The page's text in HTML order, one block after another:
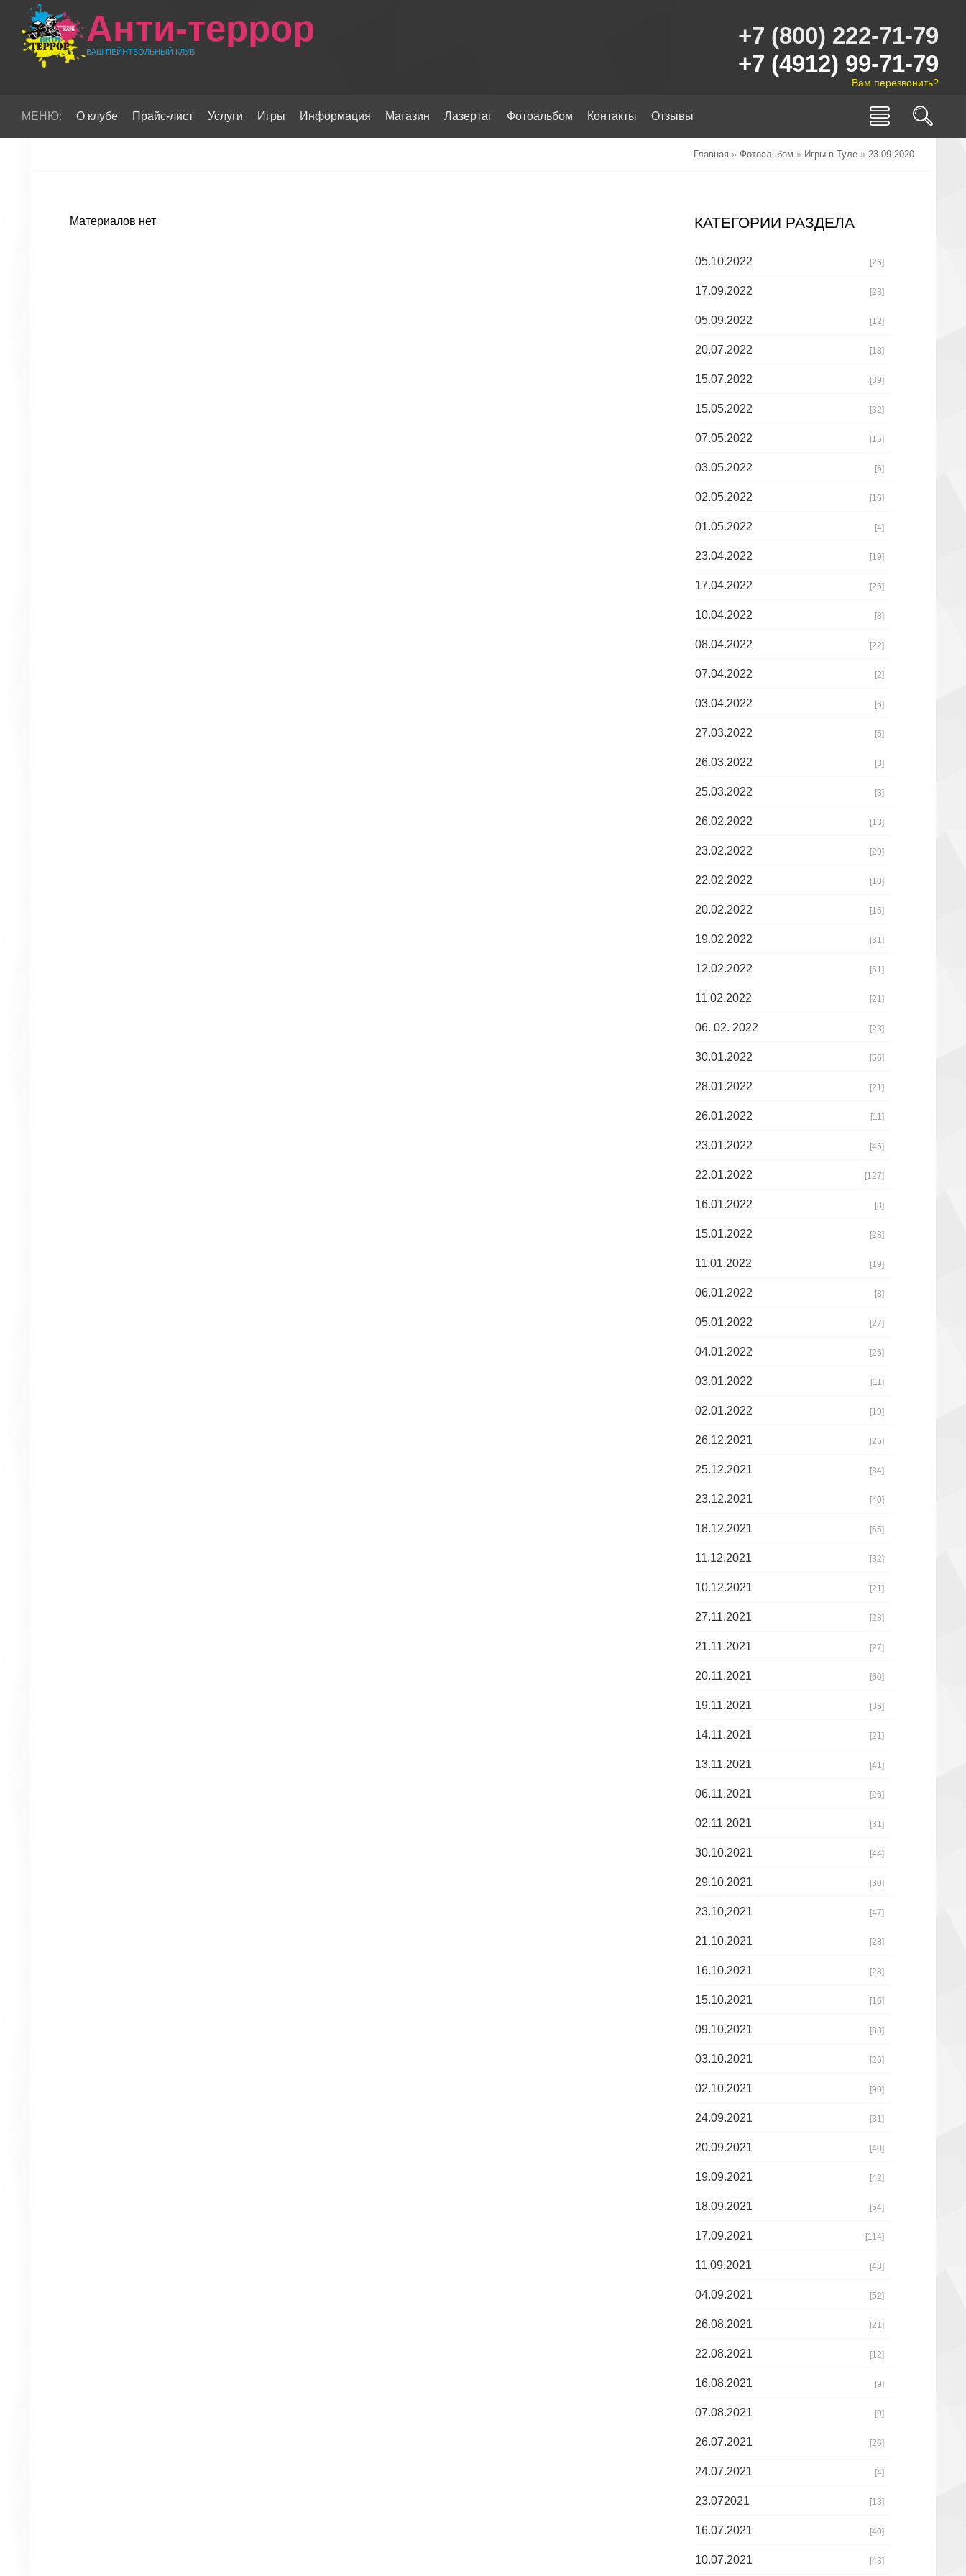
Анти-террор
ВАШ ПЕЙНТБОЛЬНЫЙ КЛУБ
+7 (800) 222-71-79
+7 (4912) 99-71-79
Вам перезвонить?
МЕНЮ: О клубе Прайс-лист Услуги Игры Информация Магазин Лазертаг Фотоальбом Контакты Отзывы
Главная » Фотоальбом » Игры в Туле » 23.09.2020
Материалов нет КАТЕГОРИИ РАЗДЕЛА
05.10.2022 [26]
17.09.2022 [23]
05.09.2022 [12]
20.07.2022 [18]
15.07.2022 [39]
15.05.2022 [32]
07.05.2022 [15]
03.05.2022 [6]
02.05.2022 [16]
01.05.2022 [4]
23.04.2022 [19]
17.04.2022 [26]
10.04.2022 [8]
08.04.2022 [22]
07.04.2022 [2]
03.04.2022 [6]
27.03.2022 [5]
26.03.2022 [3]
25.03.2022 [3]
26.02.2022 [13]
23.02.2022 [29]
22.02.2022 [10]
20.02.2022 [15]
19.02.2022 [31]
12.02.2022 [51]
11.02.2022 [21]
06. 02. 2022 [23]
30.01.2022 [56]
28.01.2022 [21]
26.01.2022 [11]
23.01.2022 [46]
22.01.2022 [127]
16.01.2022 [8]
15.01.2022 [28]
11.01.2022 [19]
06.01.2022 [8]
05.01.2022 [27]
04.01.2022 [26]
03.01.2022 [11]
02.01.2022 [19]
26.12.2021 [25]
25.12.2021 [34]
23.12.2021 [40]
18.12.2021 [65]
11.12.2021 [32]
10.12.2021 [21]
27.11.2021 [28]
21.11.2021 [27]
20.11.2021 [60]
19.11.2021 [36]
14.11.2021 [21]
13.11.2021 [41]
06.11.2021 [26]
02.11.2021 [31]
30.10.2021 [44]
29.10.2021 [30]
23.10,2021 [47]
21.10.2021 [28]
16.10.2021 [28]
15.10.2021 [16]
09.10.2021 [83]
03.10.2021 [26]
02.10.2021 [90]
24.09.2021 [31]
20.09.2021 [40]
19.09.2021 [42]
18.09.2021 [54]
17.09.2021 [114]
11.09.2021 [48]
04.09.2021 [52]
26.08.2021 [21]
22.08.2021 [12]
16.08.2021 [9]
07.08.2021 [9]
26.07.2021 [26]
24.07.2021 [4]
23.072021 [13]
16.07.2021 [40]
10.07.2021 [43]